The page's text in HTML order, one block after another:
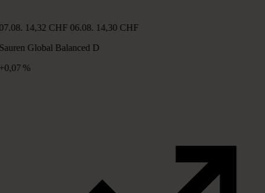
14,32 CHF 06.08. 14,30 CHF
Global Balanced D
%